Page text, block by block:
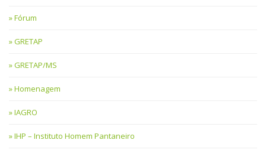
Fórum
GRETAP
GRETAP/MS
Homenagem
IAGRO
IHP – Instituto Homem Pantaneiro